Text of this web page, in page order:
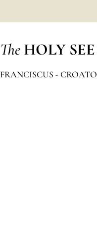
The HOLY SEE
FRANCISCUS - CROATO